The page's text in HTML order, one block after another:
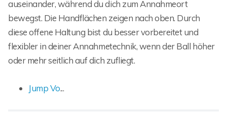
auseinander, während du dich zum Annahmeort
bewegst. Die Handflächen zeigen nach oben. Durch
diese offene Haltung bist du besser vorbereitet und
flexibler in deiner Annahmetechnik, wenn der Ball höher
oder mehr seitlich auf dich zufliegt.
Jump Vo...